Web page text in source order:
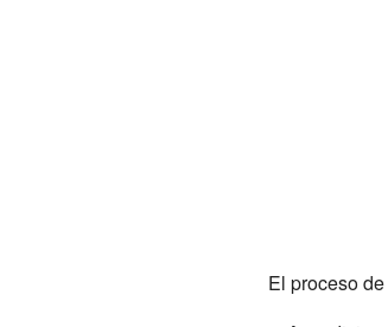
El proceso